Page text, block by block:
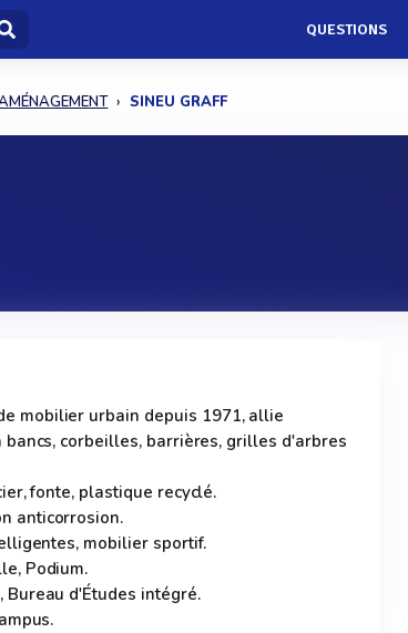
QUESTIONS
SINEU GRAFF
mobilier urbain depuis 1971, allie
corbeilles, barrières, grilles d'arbres
fonte, plastique recyclé.
anticorrosion.
mobilier sportif.
Podium.
d'Études intégré.